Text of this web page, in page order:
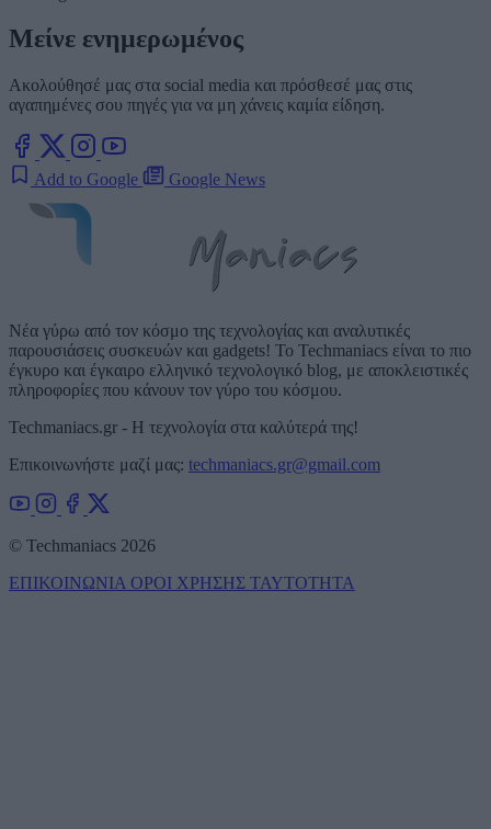
Μείνε ενημερωμένος
Ακολούθησέ μας στα social media και πρόσθεσέ μας στις
αγαπημένες σου πηγές για να μη χάνεις καμία είδηση.
Add to Google Google News
Νέα γύρω από τον κόσμο της τεχνολογίας και αναλυτικές
παρουσιάσεις συσκευών και gadgets! Το Techmaniacs είναι το πιο
έγκυρο και έγκαιρο ελληνικό τεχνολογικό blog, με αποκλειστικές
πληροφορίες που κάνουν τον γύρο του κόσμου.
Techmaniacs.gr - Η τεχνολογία στα καλύτερά της!
Επικοινωνήστε μαζί μας: techmaniacs.gr@gmail.com
© Techmaniacs 2026
ΕΠΙΚΟΙΝΩΝΙΑ ΟΡΟΙ ΧΡΗΣΗΣ ΤΑΥΤΟΤΗΤΑ